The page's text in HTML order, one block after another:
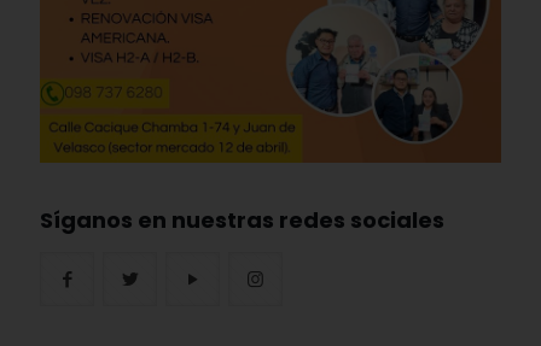
Síganos en nuestras redes sociales